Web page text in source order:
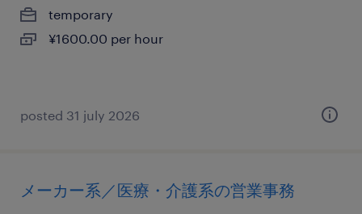
temporary
¥1600.00 per hour
posted 31 july 2026
メーカー系／医療・介護系の営業事務